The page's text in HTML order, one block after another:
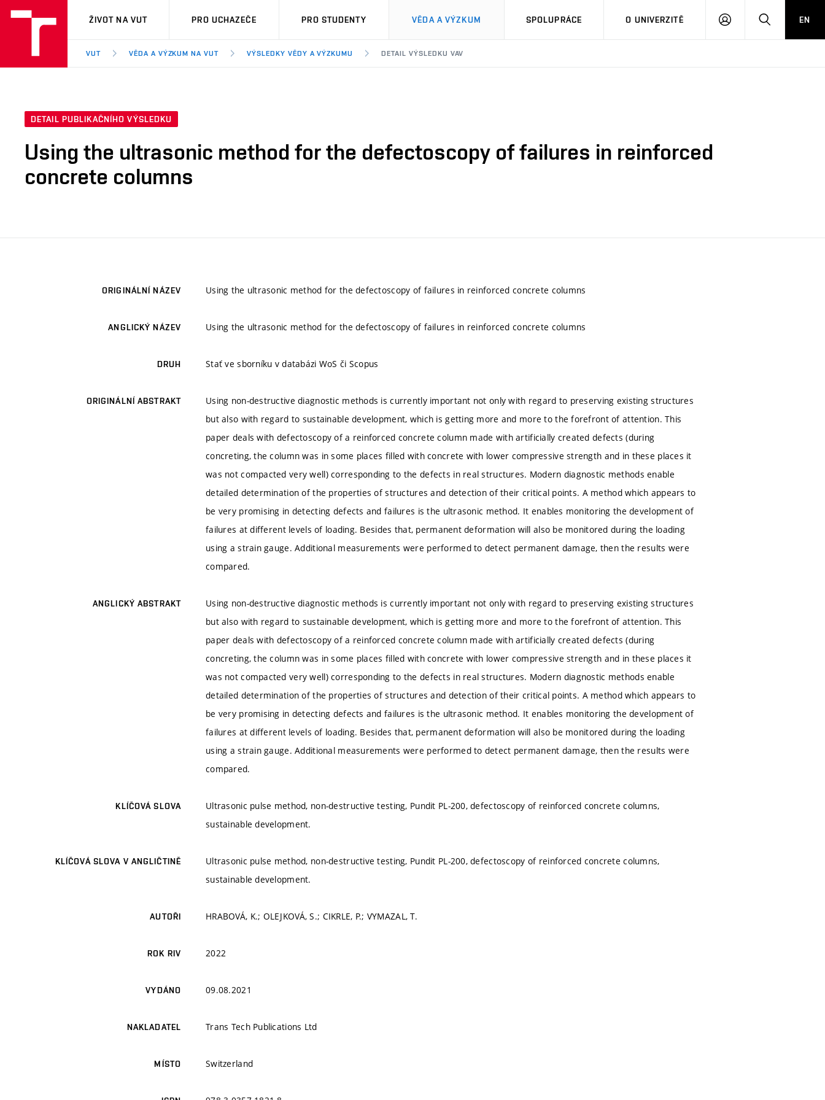
VUT
ŽIVOT NA VUT PRO UCHAZEČE PRO STUDENTY VĚDA A VÝZKUM SPOLUPRÁCE O UNIVERZITĚ
PŘIHLÁSIT HLEDATEN
VUT VĚDA A VÝZKUM NA VUT VÝSLEDKY VĚDY A VÝZKUMU DETAIL VÝSLEDKU VAV
DETAIL PUBLIKAČNÍHO VÝSLEDKU
Using the ultrasonic method for the defectoscopy of failures in reinforced
concrete columns
ORIGINÁLNÍ NÁZEV Using the ultrasonic method for the defectoscopy of failures in reinforced concrete columns
ANGLICKÝ NÁZEV Using the ultrasonic method for the defectoscopy of failures in reinforced concrete columns
DRUH Stať ve sborníku v databázi WoS či Scopus
ORIGINÁLNÍ ABSTRAKT
Using non-destructive diagnostic methods is currently important not only with regard to preserving existing structures
but also with regard to sustainable development, which is getting more and more to the forefront of attention. This
paper deals with defectoscopy of a reinforced concrete column made with artificially created defects (during
concreting, the column was in some places filled with concrete with lower compressive strength and in these places it
was not compacted very well) corresponding to the defects in real structures. Modern diagnostic methods enable
detailed determination of the properties of structures and detection of their critical points. A method which appears to
be very promising in detecting defects and failures is the ultrasonic method. It enables monitoring the development of
failures at different levels of loading. Besides that, permanent deformation will also be monitored during the loading
using a strain gauge. Additional measurements were performed to detect permanent damage, then the results were
compared.
ANGLICKÝ ABSTRAKT
Using non-destructive diagnostic methods is currently important not only with regard to preserving existing structures
but also with regard to sustainable development, which is getting more and more to the forefront of attention. This
paper deals with defectoscopy of a reinforced concrete column made with artificially created defects (during
concreting, the column was in some places filled with concrete with lower compressive strength and in these places it
was not compacted very well) corresponding to the defects in real structures. Modern diagnostic methods enable
detailed determination of the properties of structures and detection of their critical points. A method which appears to
be very promising in detecting defects and failures is the ultrasonic method. It enables monitoring the development of
failures at different levels of loading. Besides that, permanent deformation will also be monitored during the loading
using a strain gauge. Additional measurements were performed to detect permanent damage, then the results were
compared.
KLÍČOVÁ SLOVA
Ultrasonic pulse method, non-destructive testing, Pundit PL-200, defectoscopy of reinforced concrete columns,
sustainable development.
KLÍČOVÁ SLOVA V ANGLIČTINĚ
Ultrasonic pulse method, non-destructive testing, Pundit PL-200, defectoscopy of reinforced concrete columns,
sustainable development.
AUTOŘI HRABOVÁ, K.; OLEJKOVÁ, S.; CIKRLE, P.; VYMAZAL, T.
ROK RIV 2022
VYDÁNO 09.08.2021
NAKLADATEL Trans Tech Publications Ltd
MÍSTO Switzerland